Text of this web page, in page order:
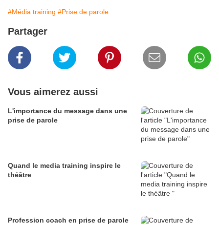
#Média training #Prise de parole
Partager
Vous aimerez aussi
L'importance du message dans une
prise de parole
Quand le media training inspire le
théâtre
Profession coach en prise de parole